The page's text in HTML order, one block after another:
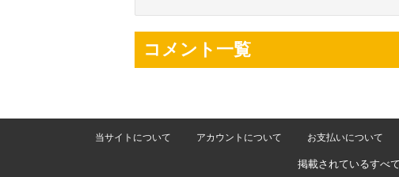
コメント一覧
当サイトについて アカウントについて お支払いについて
掲載されているすべ